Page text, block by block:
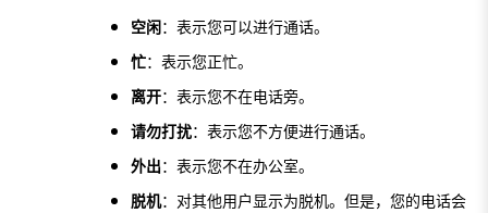
空闲：表示您可以进行通话。
忙：表示您正忙。
离开：表示您不在电话旁。
请勿打扰：表示您不方便进行通话。
外出：表示您不在办公室。
脱机：对其他用户显示为脱机。但是，您的电话会